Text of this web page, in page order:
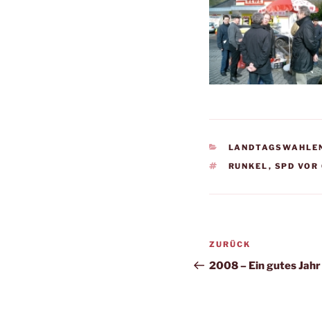
KATEGORIEN
SCHLAGWÖRTER
RUNKEL , SPD VOR
Vorheriger
Beitrag
ZURÜCK
2008 – Ein gutes